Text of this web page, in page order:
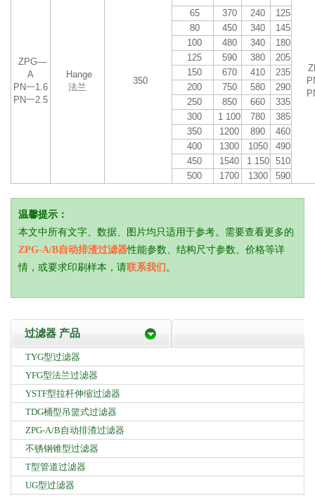
ZPG—
A
PN一1.6
PN一2.5
Hange
法兰
350
65 370 240
125
80
450 340
145
100
480 340
180
125
590 380
205
150
670 410
235
200
750 580
290
250
850 660
335
300
1 100 780
385
350
1200 890
460
400
1300 1050
490
450
1540 1 150
510
500
1700 1300 590
温馨提示：
本文中所有文字、数据、图片均只适用于参考。需要查看更多的
ZPG-A/B自动排渣过滤器性能参数、结构尺寸参数、价格等详
情，或要求印刷样本，请联系我们 。
过滤器 产品
TYG型过滤器
YFG型法兰过滤器
YSTF型拉杆伸缩过滤器
TDG桶型吊篮式过滤器
ZPG-A/B自动排渣过滤器
不锈钢锥型过滤器
T型管道过滤器
UG型过滤器